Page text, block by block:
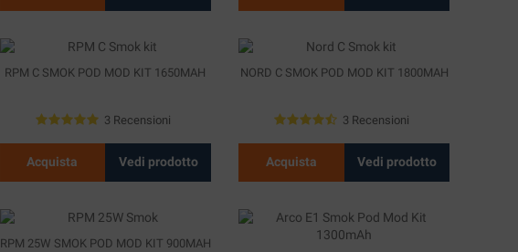
RPM C SMOK POD MOD KIT 1650MAH
3 Recensioni
Acquista Vedi prodotto
NORD C SMOK POD MOD KIT 1800MAH
3 Recensioni
Acquista Vedi prodotto
RPM 25W SMOK POD MOD KIT 900MAH